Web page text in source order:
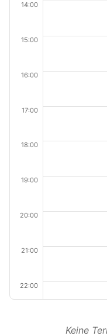
14:00
15:00
16:00
17:00
18:00
19:00
20:00
21:00
22:00
Keine